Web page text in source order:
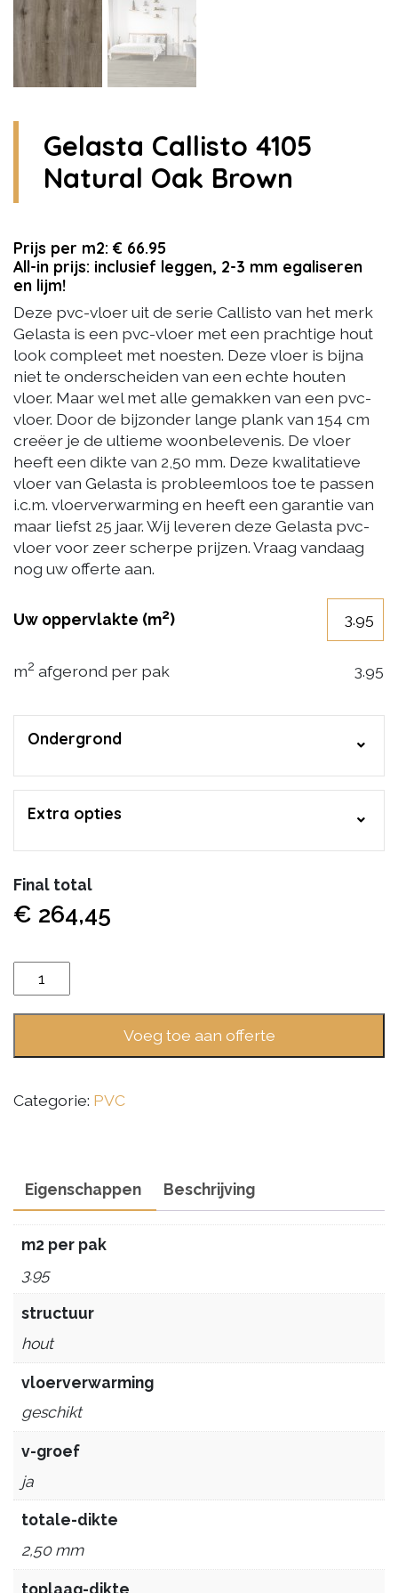
Gelasta Callisto 4105
Natural Oak Brown
Prijs per m2: € 66.95
All-in prijs: inclusief leggen, 2-3 mm egaliseren
en lijm!
Deze pvc-vloer uit de serie Callisto van het merk
Gelasta is een pvc-vloer met een prachtige hout
look compleet met noesten. Deze vloer is bijna
niet te onderscheiden van een echte houten
vloer. Maar wel met alle gemakken van een pvc-
vloer. Door de bijzonder lange plank van 154 cm
creëer je de ultieme woonbelevenis. De vloer
heeft een dikte van 2,50 mm. Deze kwalitatieve
vloer van Gelasta is probleemloos toe te passen
i.c.m. vloerverwarming en heeft een garantie van
maar liefst 25 jaar. Wij leveren deze Gelasta pvc-
vloer voor zeer scherpe prijzen. Vraag vandaag
nog uw offerte aan.
Uw oppervlakte (m2)
m2 afgerond per pak 3.95
Ondergrond
Extra opties
Final total
€ 264,45
Gelasta
Callisto
4105
aantal
Voeg toe aan offerte
Categorie: PVC
Eigenschappen Beschrijving
m2 per pak
3.95
structuur
hout
vloerverwarming
geschikt
v-groef
ja
totale-dikte
2,50 mm
toplaag-dikte